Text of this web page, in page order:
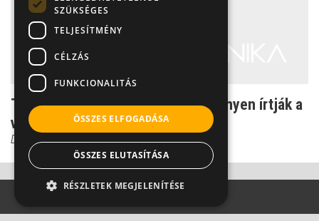
Támadás a szúnyogok ellen: Keményen írtják a
vérszívókat a D...
Dr. Bókay János
SZÜKSÉGES
TELJESÍTMÉNY
CÉLZÁS
FUNKCIONALITÁS
ÖSSZES ELFOGADÁSA
ÖSSZES ELUTASÍTÁSA
RÉSZLETEK MEGJELENÍTÉSE